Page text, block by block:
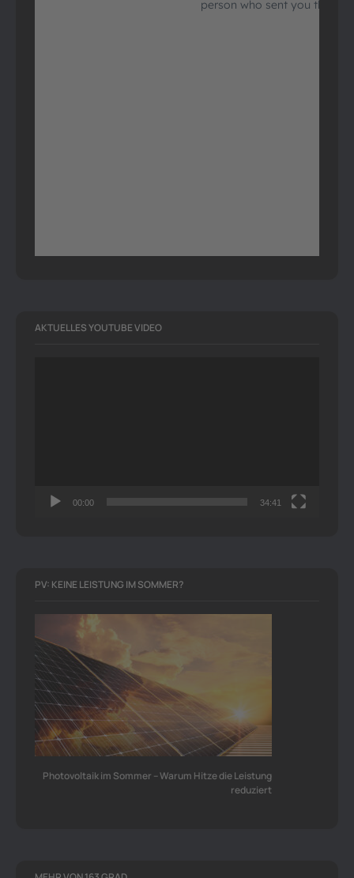
AKTUELLES YOUTUBE VIDEO
00:00 34:41
PV: KEINE LEISTUNG IM SOMMER?
Photovoltaik im Sommer – Warum Hitze die Leistung
reduziert